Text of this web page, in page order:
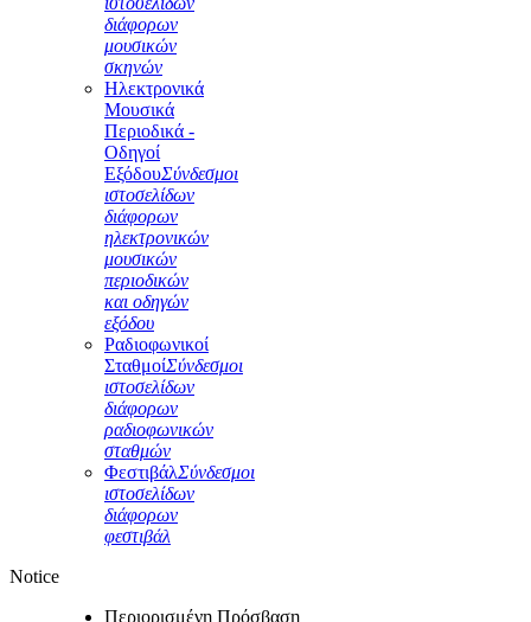
διάφορων
μουσικών
σκηνών
Ηλεκτρονικά
Μουσικά
Περιοδικά -
Οδηγοί
ΕξόδουΣύνδεσμοι
ιστοσελίδων
διάφορων
ηλεκτρονικών
μουσικών
περιοδικών
και οδηγών
εξόδου
Ραδιοφωνικοί
ΣταθμοίΣύνδεσμοι
ιστοσελίδων
διάφορων
ραδιοφωνικών
σταθμών
ΦεστιβάλΣύνδεσμοι
ιστοσελίδων
διάφορων
φεστιβάλ
Notice
Περιορισμένη Πρόσβαση